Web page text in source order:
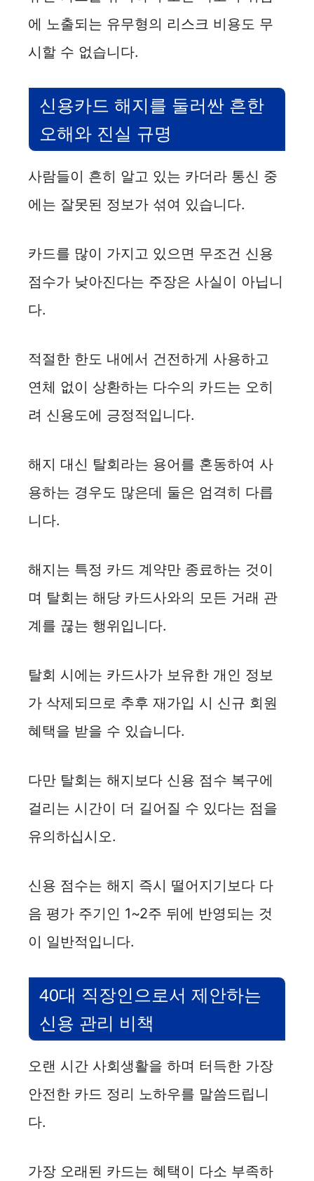
에 노출되는 유무형의 리스크 비용도 무
시할 수 없습니다.
신용카드 해지를 둘러싼 흔한
오해와 진실 규명
사람들이 흔히 알고 있는 카더라 통신 중
에는 잘못된 정보가 섞여 있습니다.
카드를 많이 가지고 있으면 무조건 신용
점수가 낮아진다는 주장은 사실이 아닙니
다.
적절한 한도 내에서 건전하게 사용하고
연체 없이 상환하는 다수의 카드는 오히
려 신용도에 긍정적입니다.
해지 대신 탈회라는 용어를 혼동하여 사
용하는 경우도 많은데 둘은 엄격히 다릅
니다.
해지는 특정 카드 계약만 종료하는 것이
며 탈회는 해당 카드사와의 모든 거래 관
계를 끊는 행위입니다.
탈회 시에는 카드사가 보유한 개인 정보
가 삭제되므로 추후 재가입 시 신규 회원
혜택을 받을 수 있습니다.
다만 탈회는 해지보다 신용 점수 복구에
걸리는 시간이 더 길어질 수 있다는 점을
유의하십시오.
신용 점수는 해지 즉시 떨어지기보다 다
음 평가 주기인 1~2주 뒤에 반영되는 것
이 일반적입니다.
40대 직장인으로서 제안하는
신용 관리 비책
오랜 시간 사회생활을 하며 터득한 가장
안전한 카드 정리 노하우를 말씀드립니
다.
가장 오래된 카드는 혜택이 다소 부족하